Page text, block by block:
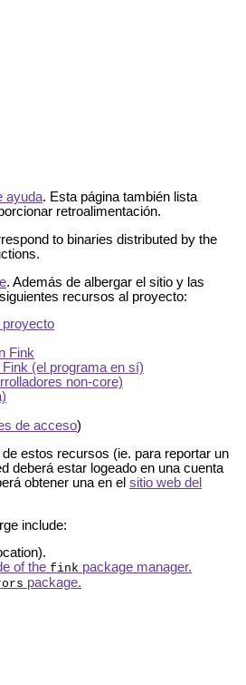
ayuda. Esta página también lista
retroalimentación.
to binaries distributed by the
. Además de albergar el sitio y las
recursos al proyecto:
proyecto
Fink
(el programa en sí)
non-core)
de acceso)
estos recursos (ie. para reportar un
deberá estar logeado en una cuenta
obtener una en el sitio web del
include:
of the fink package manager.
package.